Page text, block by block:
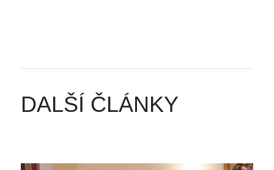
DALŠÍ ČLÁNKY